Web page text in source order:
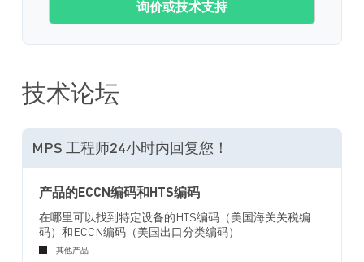
询价或技术支持
技术论坛
MPS 工程师24小时内回复您！
产品的ECCN编码和HTS编码
在哪里可以找到特定设备的HTS编码（美国海关关税编
码）和ECCN编码（美国出口分类编码）
其他产品